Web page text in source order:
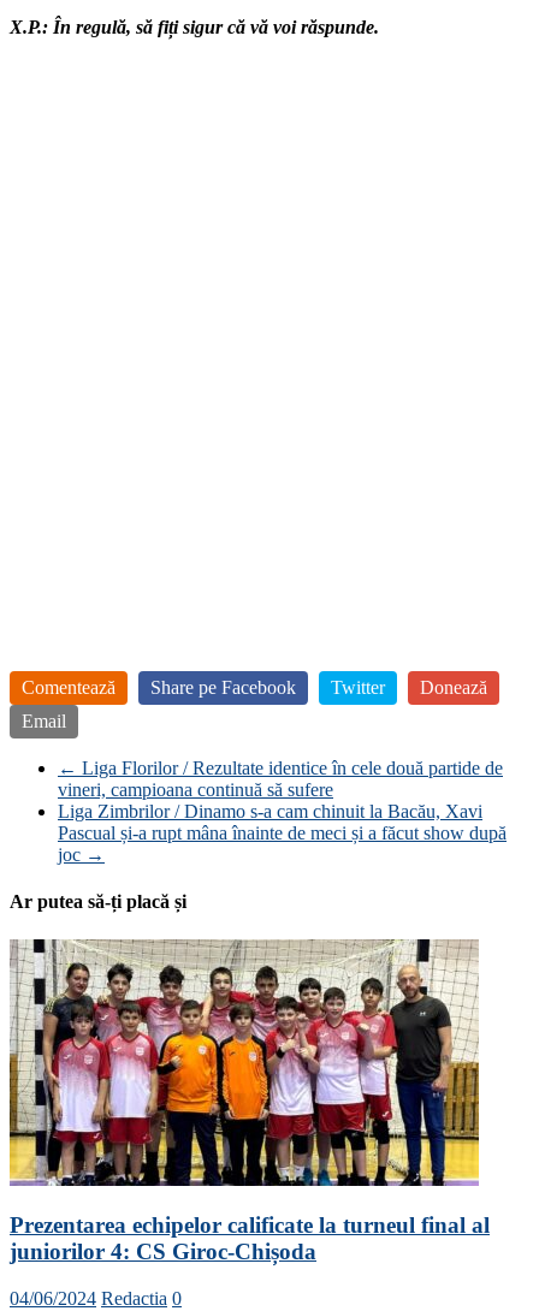
X.P.: În regulă, să fiți sigur că vă voi răspunde.
Comentează Share pe Facebook Twitter
Donează
Email
← Liga Florilor / Rezultate identice în cele două partide de
vineri, campioana continuă să sufere
Liga Zimbrilor / Dinamo s-a cam chinuit la Bacău, Xavi
Pascual și-a rupt mâna înainte de meci și a făcut show după
joc →
Ar putea să-ți placă și
Prezentarea echipelor calificate la turneul final al
juniorilor 4: CS Giroc-Chișoda
04/06/2024 Redactia 0